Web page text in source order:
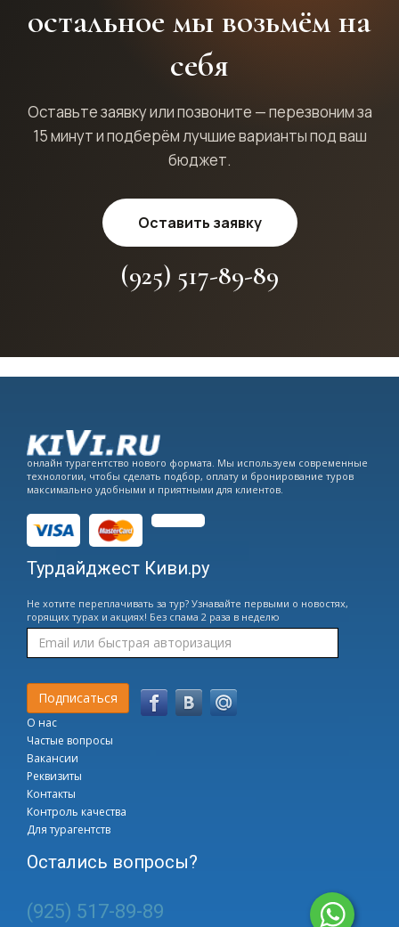
остальное мы возьмём на
себя
Оставьте заявку или позвоните — перезвоним за
15 минут и подберём лучшие варианты под ваш
бюджет.
Оставить заявку
(925) 517-89-89
онлайн турагентство нового формата. Мы используем современные
технологии, чтобы сделать подбор, оплату и бронирование туров
максимально удобными и приятными для клиентов.
Турдайджест Киви.ру
Не хотите переплачивать за тур? Узнавайте первыми о новостях,
горящих турах и акциях! Без спама 2 раза в неделю
О нас
Частые вопросы
Вакансии
Реквизиты
Контакты
Контроль качества
Для турагентств
Остались вопросы?
(925) 517-89-89